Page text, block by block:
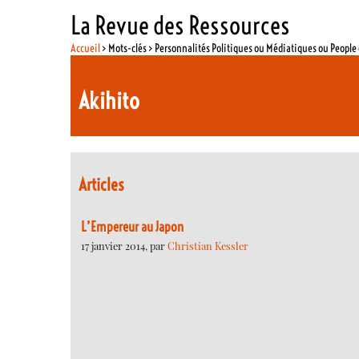
La Revue des Ressources
Accueil> Mots-clés > Personnalités Politiques ou Médiatiques ou
Akihito
Articles
L’Empereur au Japon
17 janvier 2014, parChristian Kessler